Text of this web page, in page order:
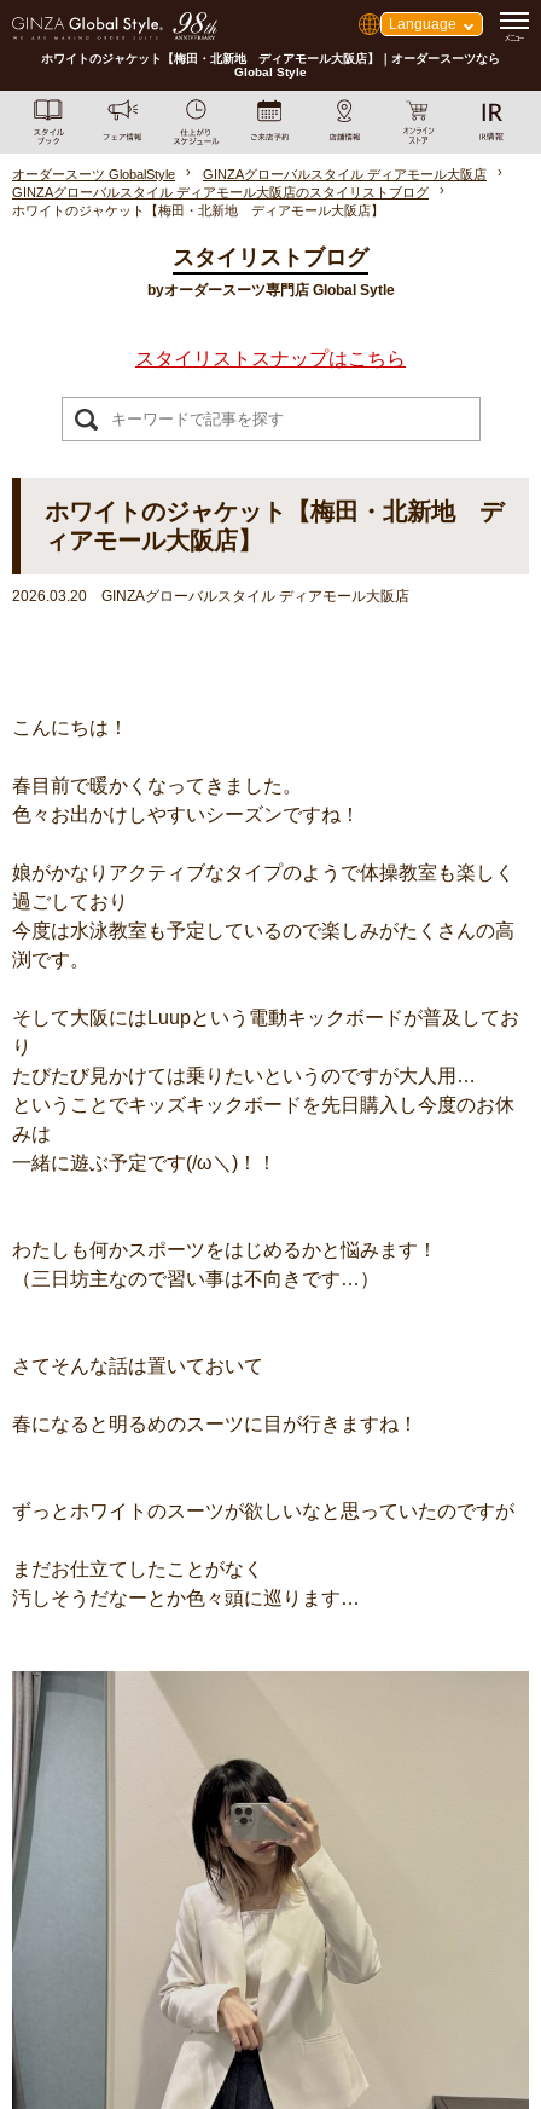
Language
ホワイトのジャケット【梅田・北新地 ディアモール大阪店】｜オーダースーツなら
Global Style
オーダースーツ GlobalStyle
GINZAグローバルスタイル ディアモール大阪店
GINZAグローバルスタイル ディアモール大阪店のスタイリストブログ
ホワイトのジャケット【梅田・北新地 ディアモール大阪店】
スタイリストブログ
byオーダースーツ専門店 Global Sytle
スタイリストスナップはこちら
ホワイトのジャケット【梅田・北新地 デ
ィアモール大阪店】
2026.03.20 GINZAグローバルスタイル ディアモール大阪店
こんにちは！
春目前で暖かくなってきました。
色々お出かけしやすいシーズンですね！
娘がかなりアクティブなタイプのようで体操教室も楽しく
過ごしており
今度は水泳教室も予定しているので楽しみがたくさんの高
渕です。
そして大阪にはLuupという電動キックボードが普及してお
り
たびたび見かけては乗りたいというのですが大人用…
ということでキッズキックボードを先日購入し今度のお休
みは
一緒に遊ぶ予定です(/ω＼)！！
わたしも何かスポーツをはじめるかと悩みます！
（三日坊主なので習い事は不向きです…）
さてそんな話は置いておいて
春になると明るめのスーツに目が行きますね！
ずっとホワイトのスーツが欲しいなと思っていたのですが
まだお仕立てしたことがなく
汚しそうだなーとか色々頭に巡ります…